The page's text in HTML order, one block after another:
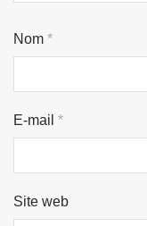
Nom *
E-mail *
Site web